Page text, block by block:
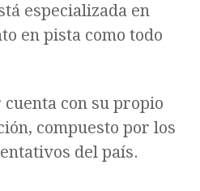
especializada en
en pista como todo
cuenta con su propio
compuesto por los
del país.